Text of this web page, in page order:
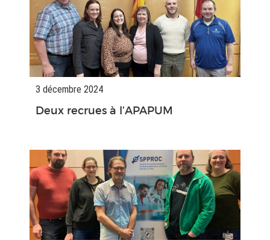
3 décembre 2024
Deux recrues à l’APAPUM